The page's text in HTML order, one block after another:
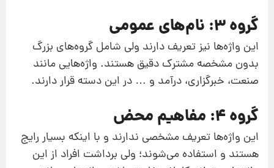
گروه 3: نام‌های عمومی
این واژه‌ها نیز تعریف دارند ولی شامل گروه‌های بزرگ
بدون مشخصه مشترک دقیق هستند. واژه‌هایی مانند
صنعت، خبرگزاری، درآمد و … در این دسته قرار دارند.
گروه 4: مفاهیم محض
این واژه‌ها تعریف مشخصی ندارند و با اینکه بسیار رایج
هستند و استفاده می‌شوند؛ ولی برداشت افراد از این